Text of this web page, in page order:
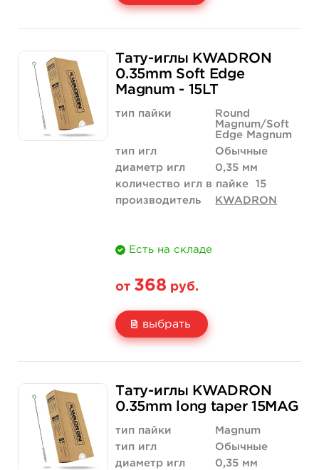
Цена
Количество
368 руб.
купить
Тату-иглы KWADRON
0.35mm Soft Edge
Magnum - 15LT
тип пайки
Round
Magnum/Soft
Edge Magnum
тип игл
Обычные
диаметр игл
0,35 мм
количество игл в пайке
15
производитель
KWADRON
Есть на складе
от 368 руб.
выбрать
Цена
Количество
368 руб.
купить
3 500 руб.
купить
Тату-иглы KWADRON
0.35mm long taper 15MAG
тип пайки
Magnum
тип игл
Обычные
диаметр игл
0,35 мм